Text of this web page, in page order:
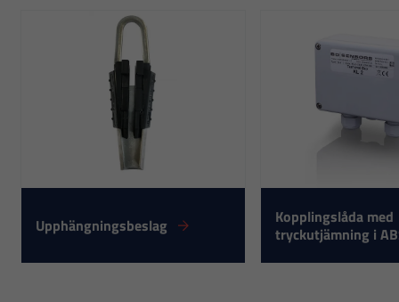
Upphängningsbeslag
Kopplingslåda med
tryckutjämning i